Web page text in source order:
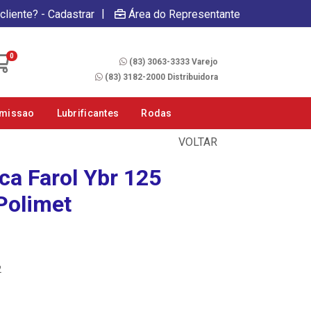
- Cadastrar | Área do Representante
0
(83) 3063-3333 Varejo
(83) 3182-2000 Distribuidora
Lubrificantes Rodas
VOLTAR
Farol Ybr 125